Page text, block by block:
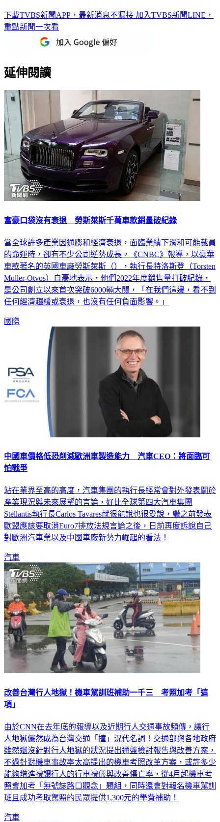
下載TVBS新聞APP，最新消息不漏接 加入TVBS新聞LINE，
重點新聞一次看
延伸閱讀
富豪口袋沒有衰退 勞斯萊斯千萬車款銷量破紀錄
當全球許多產業因通膨和經濟衰退，面臨業績下滑和可能裁員
的命運時，卻有不少公司逆勢成長。《CNBC》報導，以豪華
車款著名的英國車廠勞斯萊斯（），執行長特洛斯登（Torsten
Muller-Otvos）自豪地表示，他們2022年度銷售量打破紀錄，
是公司創立以來首次突破6000輛大關，「在我們這邊，看不到
任何經濟趨緩或衰退，也沒有任何負面影響。」
國際
中國車價格低恐削減歐洲車製造能力 汽車CEO：將面臨可
怕戰爭
站在業界至高的高度，汽車集團的執行長經常會對外發表關於
產業現況與未來展望的言論，好比全球第四大汽車集團
Stellantis執行長Carlos Tavares就很能說也很愛說，繼之前發表
歐盟應該要取消Euro7排放法規言論之後，日前再度訴說自己
對歐洲汽車業以及中國車廠新勢力崛起的看法！
汽車
改善台灣行人地獄！機車駕訓班補助一千三 考照加考「這
項」
由於CNN在去年底的報導以及近期行人交通事故頻傳，讓行
人地獄儼然成為台灣交通「撞」況代名詞！交通部與各地政府
雖然還沒針對行人地獄的狀況提出通盤檢討報告與改善方案，
不過針對機車事故率太高提出的機車考照改革方案，或許多少
能夠增進禮讓行人的行車禮儀與改善傷亡率，從4月起機車考
照會加考「無號誌路口觀念」題組，同時還會對報名機車駕訓
班且成功考取駕照的民眾提供1,300元的學費補助！
汽車